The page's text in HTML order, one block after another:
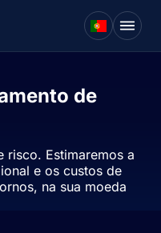
de
risco. Estimaremos a
e os custos de
na sua moeda